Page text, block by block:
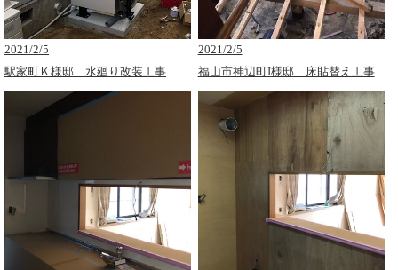
2021/2/5
駅家町Ｋ様邸 水廻り改装工事
2021/2/5
福山市神辺町I様邸 床貼替え工事